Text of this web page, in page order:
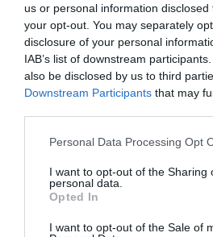
us or personal information
your opt-out. You may separately
disclosure of your personal
IAB’s list of downstream
also be disclosed by us to third
Downstream Participants that may
Personal Data Processing Opt
I want to opt-out of the Sharing
personal data.
Opted In
I want to opt-out of the Sale of
Σου κάνει εντύπωση- παραείναι
αυτή τη φορά:«Να σου πω, σου
“Ονόματα, ζώα, φυτά, πράγματα;”»,
αφότου σ’ έχει βγάλει με τις
«Ναι, πολύ!», απαντάς
«Ωραία, χαίρομαι. Γιατί αν
χιλιόμετρα κρατώντας το τιμόνι
παίζεις συνέχεια από δω και